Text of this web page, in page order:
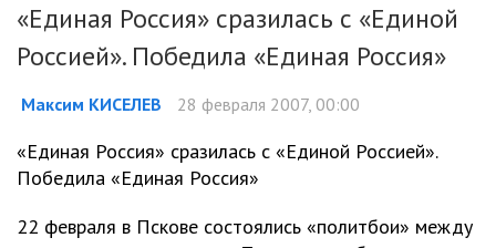
«Единая Россия» сразилась с «Единой
Россией». Победила «Единая Россия»
Максим КИСЕЛЕВ 28 февраля 2007, 00:00
«Единая Россия» сразилась с «Единой Россией».
Победила «Единая Россия»
22 февраля в Пскове состоялись «политбои» между